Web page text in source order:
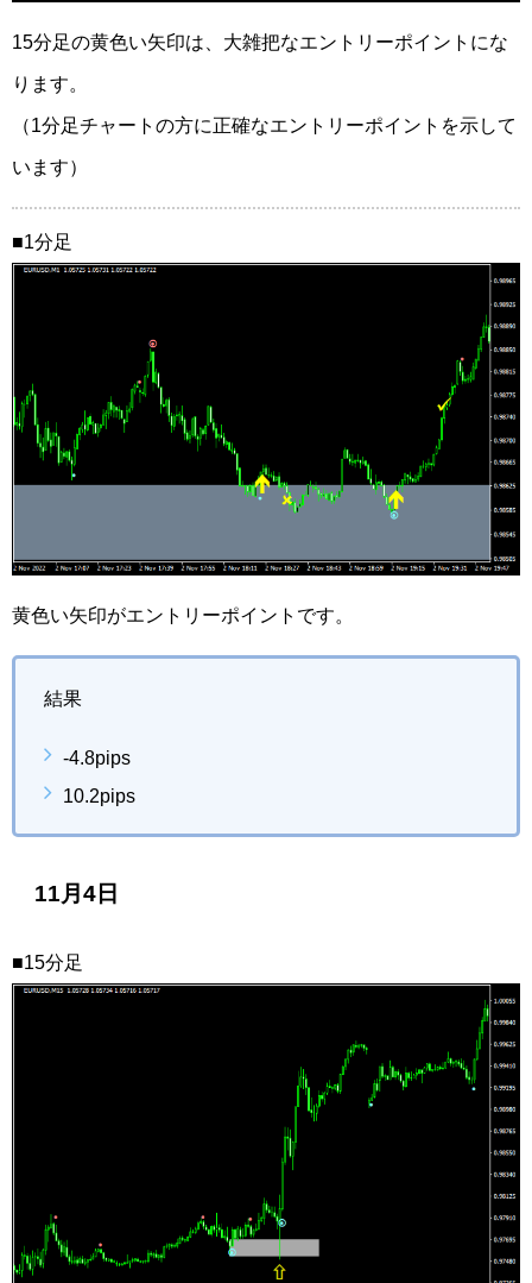
15分足の黄色い矢印は、大雑把なエントリーポイントにな
ります。
（1分足チャートの方に正確なエントリーポイントを示して
います）
■1分足
黄色い矢印がエントリーポイントです。
結果
-4.8pips
10.2pips
11月4日
■15分足